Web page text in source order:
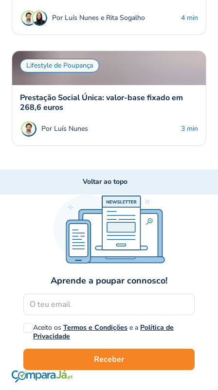
Por Luís Nunes e Rita Sogalho 4 min
Lifestyle de Poupança
Prestação Social Única: valor-base fixado em
268,6 euros
Por Luís Nunes 3 min
Voltar ao topo
Aprende a poupar connosco!
Aceito os Termos e Condições e a Política de
Privacidade
Receber